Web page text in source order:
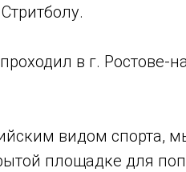
в г. Ростове-
видом спорта,
площадке для